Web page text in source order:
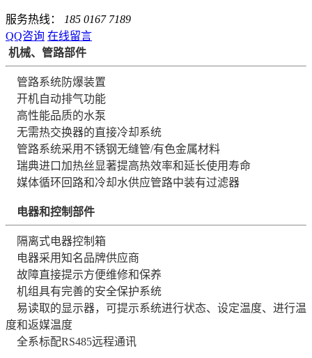
服务热线：
185 0167 7189
QQ咨询 在线留言
机械、管路部件
管路系统防爆装置
开机自动排气功能
高性能品质的水泵
无需热交换器的直接冷却系统
管路系统采用不锈钢无缝管/有色金属材料
瑞典进口加热丝显著提高热效率和延长使用寿命
媒体循环回路和冷却水供应管路中装有过滤器
电器和控制部件
隔离式电器控制箱
电器采用知名品牌供应商
故障直接提示方便维修和保养
机组具有完善的安全保护系统
易读取的显示器，可提示系统进行状态、设定温度、进行温
度和返媒温度
全系标配RS485远程通讯